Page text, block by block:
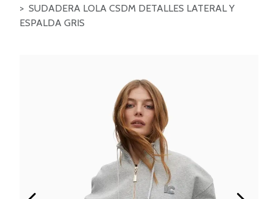
SUDADERA LOLA CSDM DETALLES LATERAL Y
ESPALDA GRIS